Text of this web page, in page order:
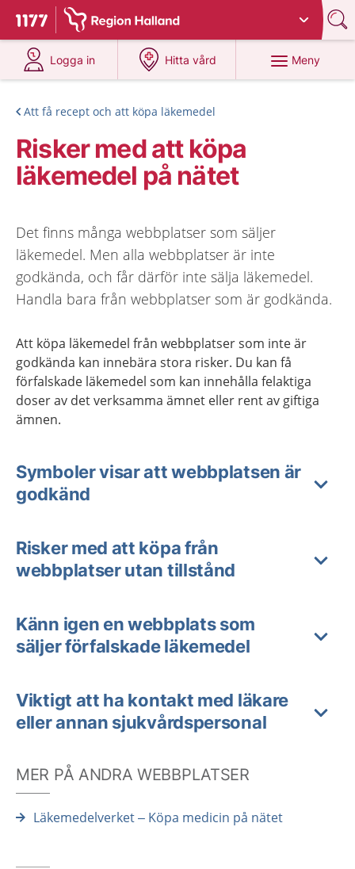
Till startsidan för 1177
Du har valt region Halland
Logga in
på 1177.se
Hitta vård
på 1177.se
Meny
Att få recept och att köpa läkemedel
Risker med att köpa
läkemedel på nätet
Det finns många webbplatser som säljer
läkemedel. Men alla webbplatser är inte
godkända, och får därför inte sälja läkemedel.
Handla bara från webbplatser som är godkända.
Att köpa läkemedel från webbplatser som inte är
godkända kan innebära stora risker. Du kan få
förfalskade läkemedel som kan innehålla felaktiga
doser av det verksamma ämnet eller rent av giftiga
ämnen.
Symboler visar att webbplatsen är
godkänd
Risker med att köpa från
webbplatser utan tillstånd
Känn igen en webbplats som
säljer förfalskade läkemedel
Viktigt att ha kontakt med läkare
eller annan sjukvårdspersonal
MER PÅ ANDRA WEBBPLATSER
Läkemedelverket – Köpa medicin på nätet